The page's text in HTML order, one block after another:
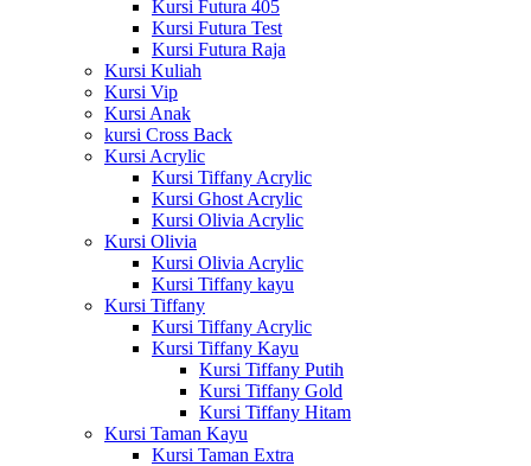
Kursi Futura 405
Kursi Futura Test
Kursi Futura Raja
Kursi Kuliah
Kursi Vip
Kursi Anak
kursi Cross Back
Kursi Acrylic
Kursi Tiffany Acrylic
Kursi Ghost Acrylic
Kursi Olivia Acrylic
Kursi Olivia
Kursi Olivia Acrylic
Kursi Tiffany kayu
Kursi Tiffany
Kursi Tiffany Acrylic
Kursi Tiffany Kayu
Kursi Tiffany Putih
Kursi Tiffany Gold
Kursi Tiffany Hitam
Kursi Taman Kayu
Kursi Taman Extra